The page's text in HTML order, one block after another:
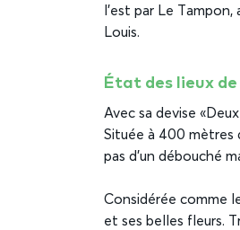
l’est par Le
Louis.
État des lieux de
Avec sa devise «
Située à 400 mètres
pas d’un débouché
Considérée comme
et ses belles fleurs.